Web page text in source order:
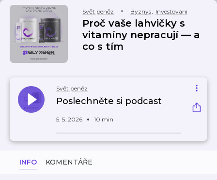
Svět peněz Byznys, Investování
Proč vaše lahvičky s
vitamíny nepracují — a
co s tím
Svět peněz
Poslechněte si podcast
5. 5. 2026 10 min
INFO KOMENTÁŘE